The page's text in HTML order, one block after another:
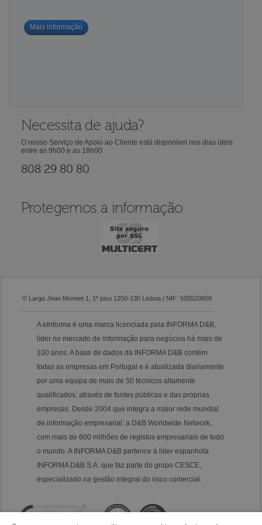
Mais informação
Necessita de ajuda?
O nosso Serviço de Apoio ao Cliente está disponível nos dias úteis
entre as 9h00 e as 18h00
808 29 80 80
Protegemos a informação
© Largo Jean Monnet 1, 1º piso 1250-130 Lisboa | NIF: 500520658
A eInforma é uma marca licenciada pela INFORMA D&B,
líder no mercado de informação para negócios há mais de
100 anos. A base de dados da INFORMA D&B contém
todas as empresas em Portugal e é atualizada diariamente
por uma equipa de mais de 50 técnicos altamente
qualificados, através de fontes públicas e das próprias
empresas. Desde 2004 que integra a maior rede mundial
de informação empresarial: a D&B Worldwide Network,
com mais de 600 milhões de registos empresariais de todo
o mundo. A INFORMA D&B pertence à líder espanhola
INFORMA D&B S.A. que faz parte do grupo CESCE,
especializado na gestão integral do risco comercial.